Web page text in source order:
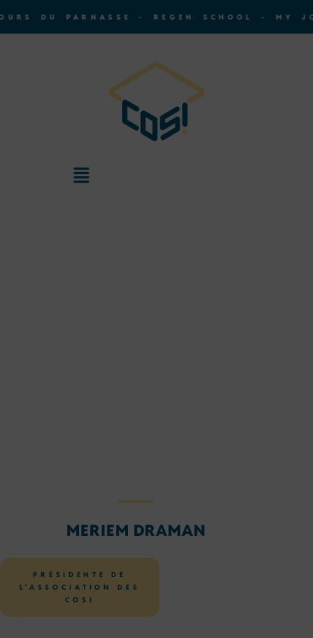
MERIEM DRAMAN
PRÉSIDENTE DE
L'ASSOCIATION DES
COSI